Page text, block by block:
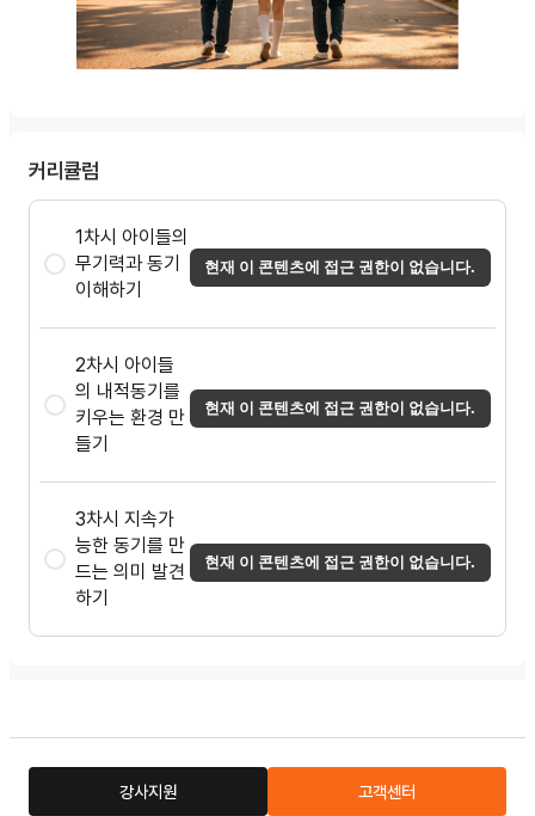
커리큘럼
1차시 아이들의
무기력과 동기
이해하기
현재 이 콘텐츠에 접근 권한이 없습니다.
2차시 아이들
의 내적동기를
키우는 환경 만
들기
현재 이 콘텐츠에 접근 권한이 없습니다.
3차시 지속가
능한 동기를 만
드는 의미 발견
하기
현재 이 콘텐츠에 접근 권한이 없습니다.
강사지원 고객센터